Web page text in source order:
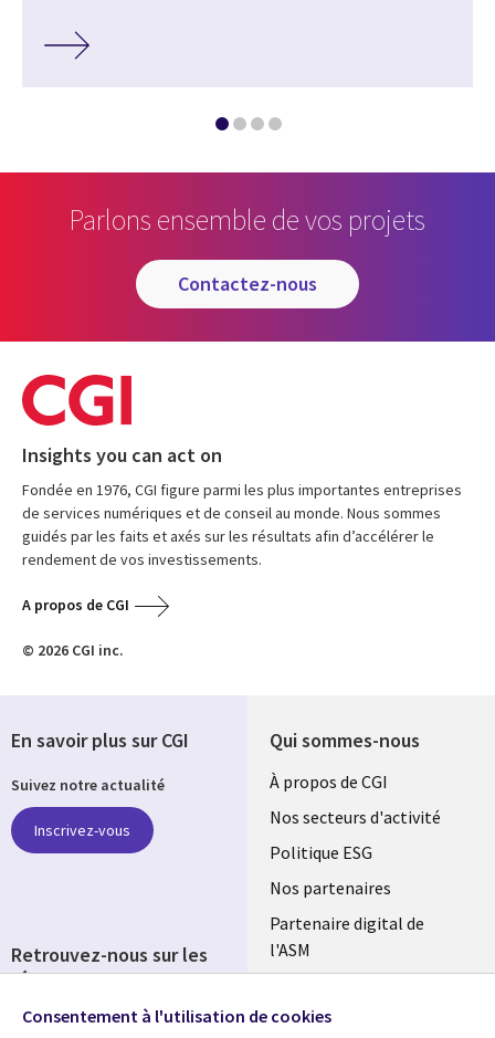
Parlons ensemble de vos projets
contactez-nous
Insights you can act on
Fondée en 1976, CGI figure parmi les plus importantes entreprises
de services numériques et de conseil au monde. Nous sommes
guidés par les faits et axés sur les résultats afin d’accélérer le
rendement de vos investissements.
A propos de CGI
© 2026 CGI inc.
Qui sommes-nous
Useful
links
FRANCE
À propos de CGI
Nos secteurs d'activité
Politique ESG
Nos partenaires
Partenaire digital de
l'ASM
Fusions
En savoir plus sur CGI
Suivez notre actualité
Inscrivez-vous
Retrouvez-nous sur les
réseaux
Social
Consentement à l'utilisation de cookies